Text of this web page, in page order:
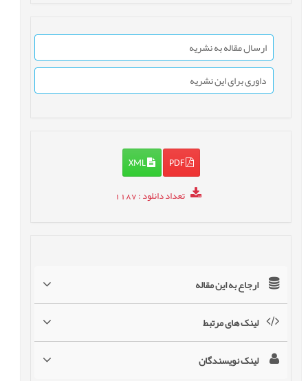
ارسال مقاله به نشریه
داوری برای این نشریه
PDF
XML
تعداد دانلود: 1187
ارجاع به این مقاله
لینک های مرتبط
لینک نویسندگان